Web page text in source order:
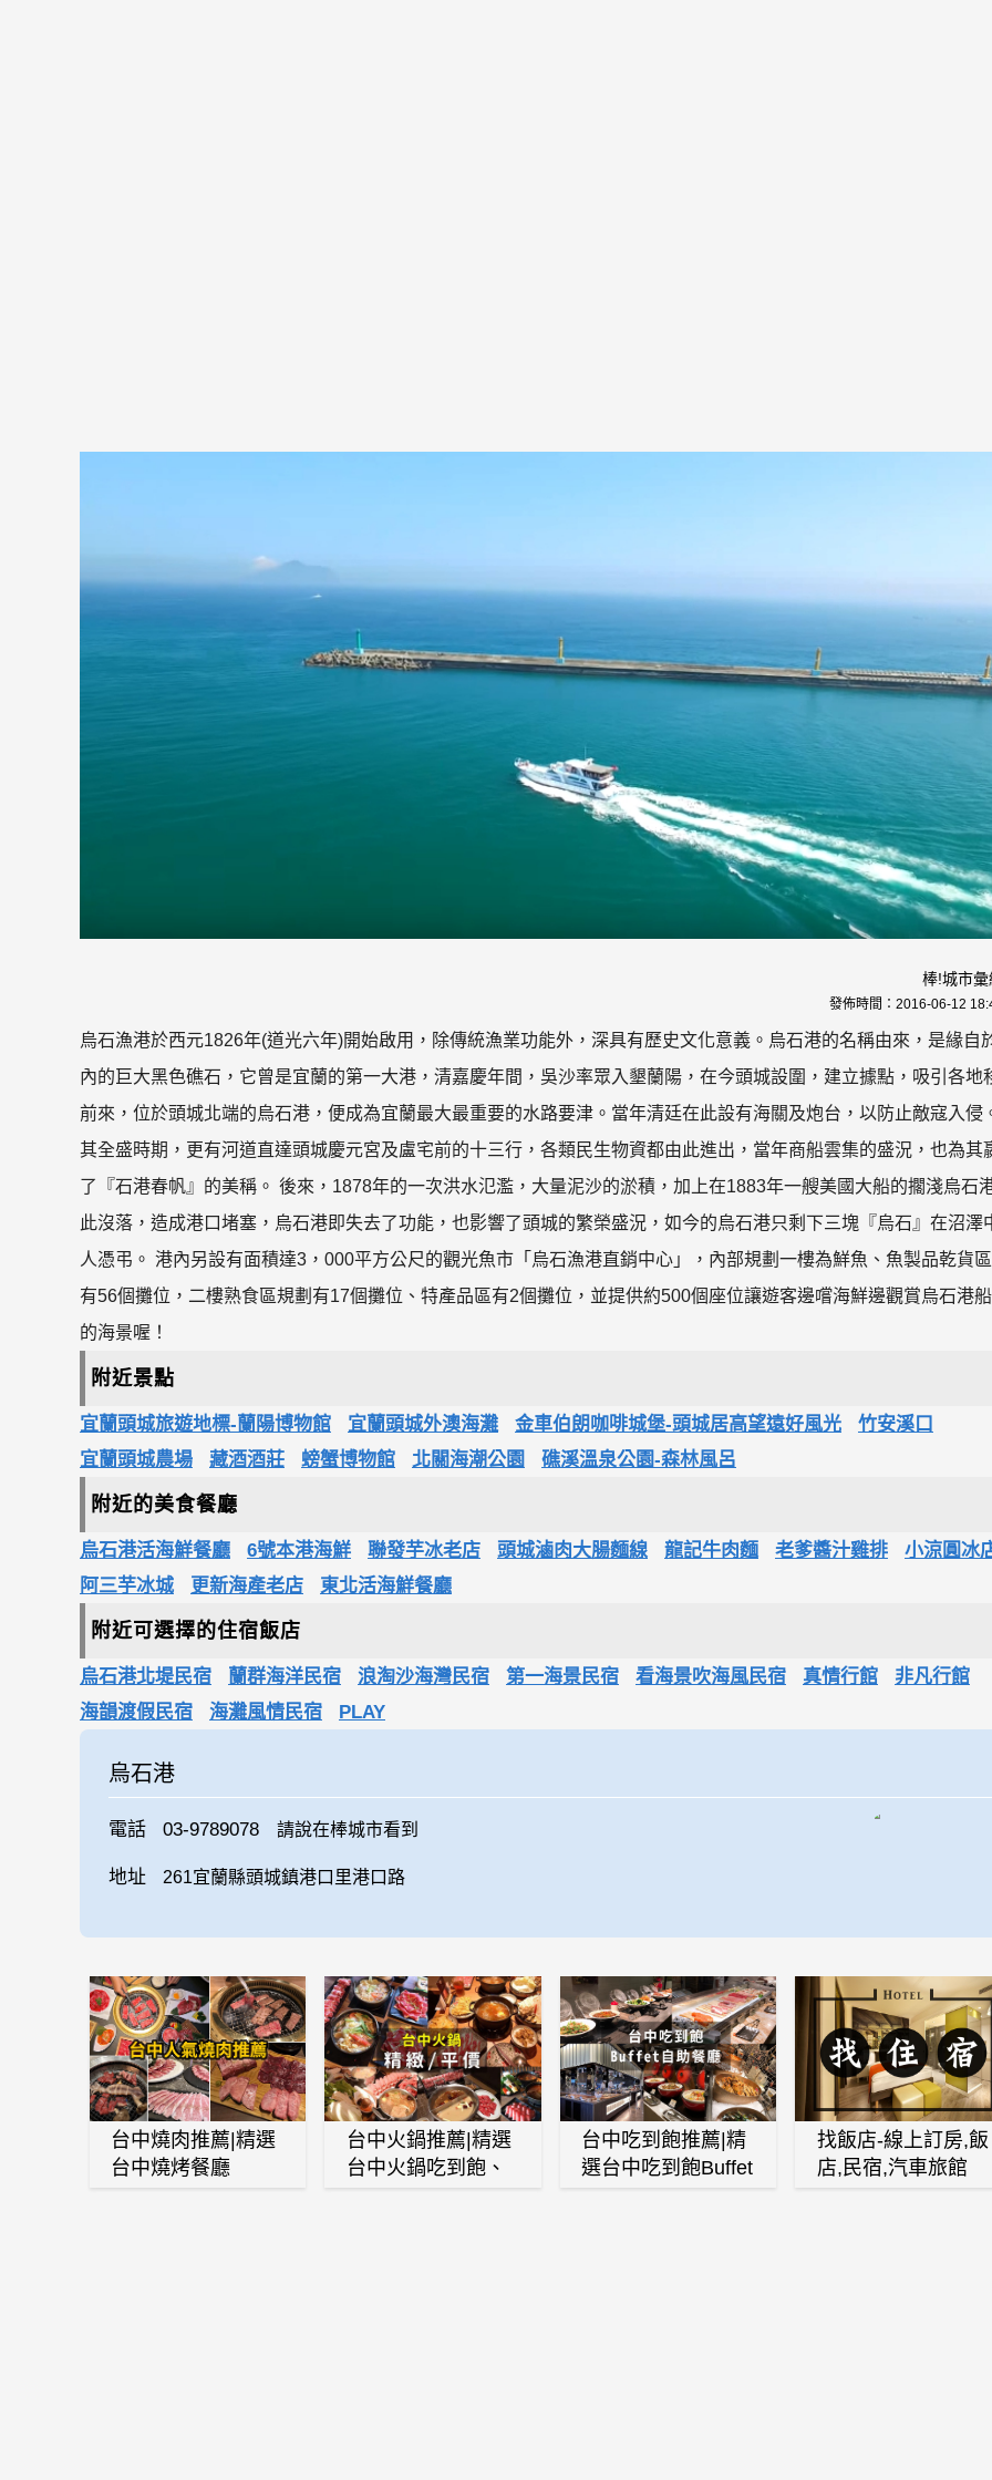
棒!城市彙
發佈時間： 2016-06-12
烏石漁港於西元1826年(道光六年)開始啟用，除傳統漁業功能外，深具有歷史文化意義。烏石港的名稱由來，是緣自
內的巨大黑色礁石，它曾是宜蘭的第一大港，清嘉慶年間，吳沙率眾入墾蘭陽，在今頭城設圍，建立據點，吸引各地
前來，位於頭城北端的烏石港，便成為宜蘭最大最重要的水路要津。當年清廷在此設有海關及炮台，以防止敵寇入侵
其全盛時期，更有河道直達頭城慶元宮及盧宅前的十三行，各類民生物資都由此進出，當年商船雲集的盛況，也為其
了『石港春帆』的美稱。 後來，1878年的一次洪水氾濫，大量泥沙的淤積，加上在1883年一艘美國大船的擱淺烏石
此沒落，造成港口堵塞，烏石港即失去了功能，也影響了頭城的繁榮盛況，如今的烏石港只剩下三塊『烏石』在沼澤
人憑弔。 港內另設有面積達3，000平方公尺的觀光魚市「烏石漁港直銷中心」，內部規劃一樓為鮮魚、魚製品乾貨
有56個攤位，二樓熟食區規劃有17個攤位、特產品區有2個攤位，並提供約500個座位讓遊客邊嚐海鮮邊觀賞烏石港
的海景喔！
附近景點
宜蘭頭城旅遊地標-蘭陽博物館 宜蘭頭城外澳海灘 金車伯朗咖啡城堡-頭城居高望遠好風光
竹安溪口
宜蘭頭城農場
藏酒酒莊 螃蟹博物館 北關海潮公園 礁溪溫泉公園-森林風呂
附近的美食餐廳
烏石港活海鮮餐廳 6號本港海鮮 聯發芋冰老店 頭城滷肉大腸麵線 龍記牛肉麵 老爹醬汁雞排
小涼圓冰
阿三芋冰城
更新海產老店 東北活海鮮餐廳
附近可選擇的住宿飯店
烏石港北堤民宿 蘭群海洋民宿 浪淘沙海灣民宿 第一海景民宿 看海景吹海風民宿 真情行館
非凡行館
海韻渡假民宿
海灘風情民宿 PLAY
烏石港
電話 03-9789078 請說在棒城市看到
地址 261宜蘭縣頭城鎮港口里港口路
台中燒肉推薦|精選
台中燒烤餐廳
台中火鍋推薦|精選
台中火鍋吃到飽、
台中吃到飽推薦|精
選台中吃到飽Buffet
找飯店-線上訂房,飯
店,民宿,汽車旅館